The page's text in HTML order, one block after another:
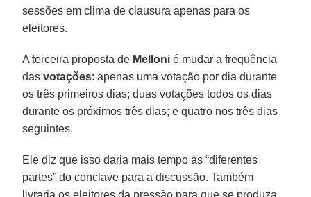
sessões em clima de clausura apenas para os
eleitores.
A terceira proposta de Melloni é mudar a frequência
dasvotações: apenas uma votação por dia durante
os três primeiros dias; duas votações todos os dias
durante os próximos três dias; e quatro nos três dias
seguintes.
Ele diz que isso daria mais tempo às “diferentes
partes” do conclave para a discussão. Também
livraria os eleitores da pressão para que se produza